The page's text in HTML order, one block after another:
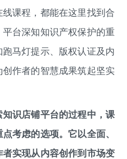
课程，都能在这里找到合
台深知知识产权保护的重
马灯提示、版权认证及内
作者的智慧成果筑起坚实
知识店铺平台的过程中，课
考虑的选项。它以全面、
实现从内容创作到市场变